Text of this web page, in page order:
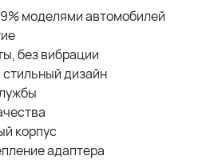
моделями автомобилей
без вибрации
дизайн
корпус
адаптера